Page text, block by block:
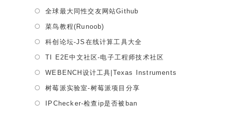
new
tab
tab
全球最大同性交友网站Github
new
tab
菜鸟教程(Runoob)
a
new
tab
科创论坛-JS在线计算工具大全
a
new
TI E2E中文社区-电子工程师技术社区
WEBENCH设计工具|Texas Instruments
树莓派实验室-树莓派项目分享
IPChecker-检查ip是否被ban